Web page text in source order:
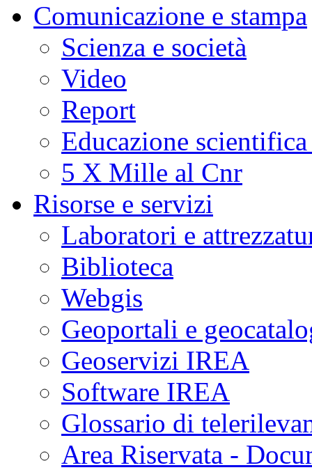
Comunicazione e stampa
Scienza e società
Video
Report
Educazione
5 X Mille al Cnr
Risorse e servizi
Laboratori e
Biblioteca
Webgis
Geoportali e
Geoservizi IREA
Software IREA
Glossario di
Area Riservata -